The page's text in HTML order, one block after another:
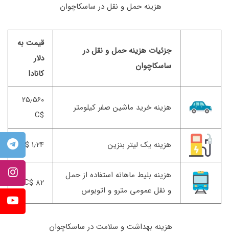
هزینه حمل و نقل در ساسکاچوان
جزئیات هزینه حمل و نقل در
ساسکاچوان
قیمت به
دلار
کانادا
هزینه خرید ماشین صفر کیلومتر
۲۵٫۵۶۰
$C
هزینه یک لیتر بنزین ۱٫۲۴ $C
هزینه بلیط ماهانه استفاده از حمل
و نقل عمومی مترو و اتوبوس
۸۲ $C
هزینه بهداشت و سلامت در ساسکاچوان